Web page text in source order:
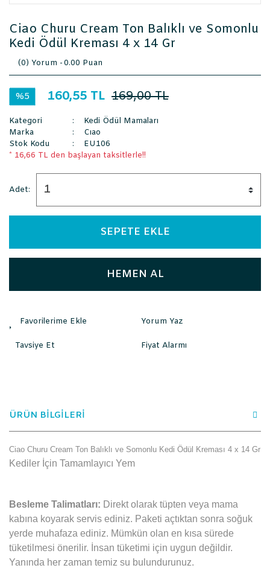
Ciao Churu Cream Ton Balıklı ve Somonlu
Kedi Ödül Kreması 4 x 14 Gr
(0) Yorum -0.00 Puan
%5 160,55 TL 169,00 TL
Kategori
Kedi Ödül Mamaları
Marka
Cıao
Stok Kodu
EU106
* 16,66 TL den başlayan taksitlerle!!
Adet:
SEPETE EKLE
HEMEN AL
Yorum Yaz
Tavsiye Et Fiyat Alarmı
ÜRÜN BİLGİLERİ
Ciao Churu Cream Ton Balıklı ve Somonlu Kedi Ödül Kreması 4 x 14 Gr
Kediler İçin Tamamlayıcı Yem
Besleme Talimatları: Direkt olarak tüpten veya mama
kabına koyarak servis ediniz. Paketi açtıktan sonra soğuk
yerde muhafaza ediniz. Mümkün olan en kısa sürede
tüketilmesi önerilir. İnsan tüketimi için uygun değildir.
Yanında her zaman temiz su bulundurunuz.